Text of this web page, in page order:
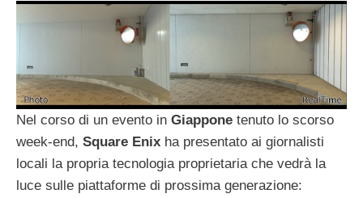
Nel corso di un evento in Giappone tenuto lo scorso
week-end, Square Enix ha presentato ai giornalisti
locali la propria tecnologia proprietaria che vedrà la
luce sulle piattaforme di prossima generazione: